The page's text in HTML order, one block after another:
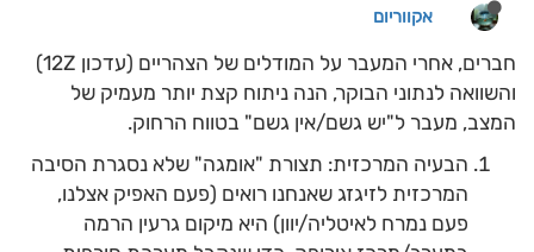
אקווריום
חברים, אחרי המעבר על המודלים של הצהריים (עדכון 12Z)
והשוואה לנתוני הבוקר, הנה ניתוח קצת יותר מעמיק של
המצב, מעבר ל"יש גשם/אין גשם" בטווח הרחוק.
הבעיה המרכזית: תצורת "אומגה" שלא נסגרת הסיבה
המרכזית לזיגזג שאנחנו רואים (פעם האפיק אצלנו,
פעם נמרח לאיטליה/יוון) היא מיקום גרעין הרמה